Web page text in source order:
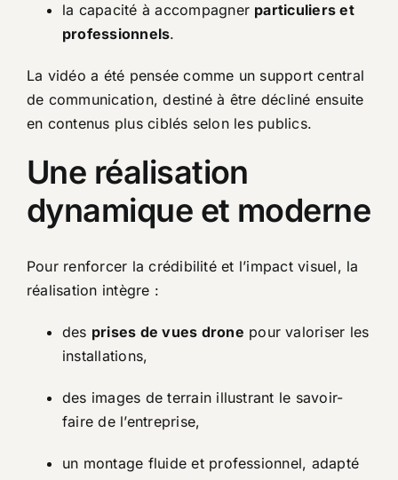
la capacité à accompagner particuliers et
professionnels.
La vidéo a été pensée comme un support central
de communication, destiné à être décliné ensuite
en contenus plus ciblés selon les publics.
Une réalisation
dynamique et moderne
Pour renforcer la crédibilité et l’impact visuel, la
réalisation intègre :
des prises de vues drone pour valoriser les
installations,
des images de terrain illustrant le savoir-
faire de l’entreprise,
un montage fluide et professionnel, adapté